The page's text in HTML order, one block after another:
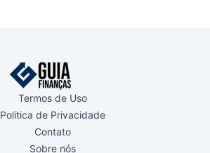
Termos de Uso
Política de Privacidade
Contato
Sobre nós